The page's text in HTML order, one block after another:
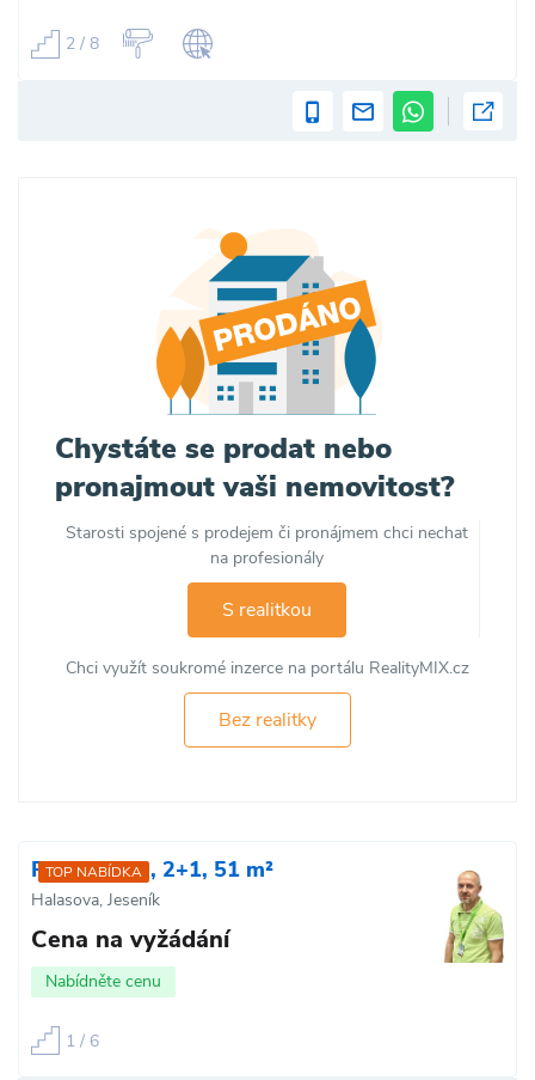
2 / 8
Chystáte se prodat nebo
pronajmout vaši nemovitost?
Starosti spojené s prodejem či pronájmem chci nechat
na profesionály
S realitkou
Chci využít soukromé inzerce na portálu RealityMIX.cz
Bez realitky
TOP NABÍDKA
Prodej bytu, 2+1, 51 m²
Halasova, Jeseník
Cena na vyžádání
Nabídněte cenu
1 / 6